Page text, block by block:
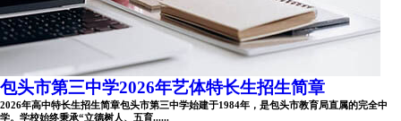
包头市第三中学2026年艺体特长生招生简章
2026年高中特长生招生简章包头市第三中学始建于1984年，是包头市教育局直属的完全中
学。学校始终秉承“立德树人、五育......